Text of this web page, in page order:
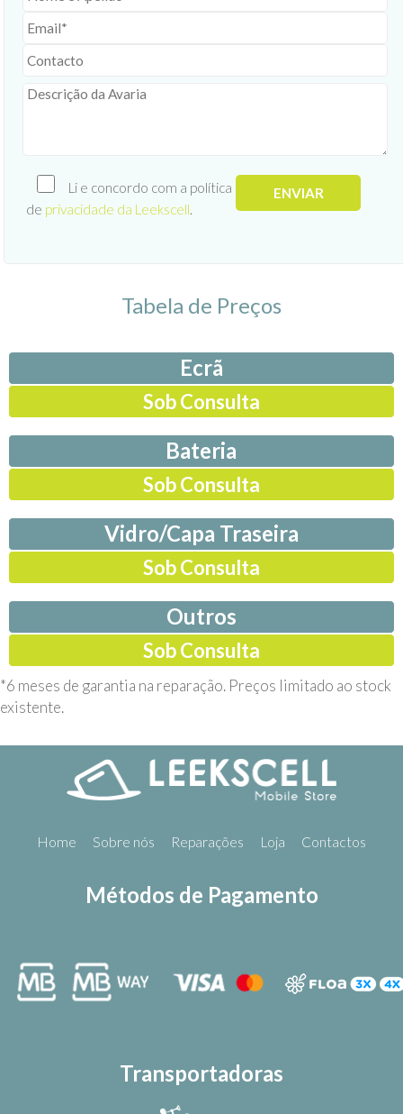
Li e concordo com a política
de privacidade da Leekscell.
Tabela de Preços
Ecrã
Sob Consulta
Bateria
Sob Consulta
Vidro/Capa Traseira
Sob Consulta
Outros
Sob Consulta
*6 meses de garantia na reparação. Preços limitado ao stock
existente.
Home Sobre nós Reparações Loja Contactos
Métodos de Pagamento
Transportadoras